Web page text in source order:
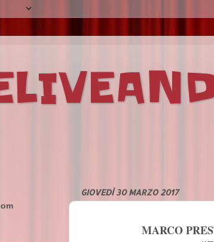
GIOVEDÌ 30 MARZO 2017
MARCO